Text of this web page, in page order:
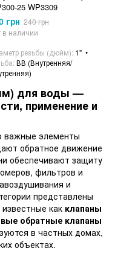
25 WP3309
грн 240 грн
в наличии
резьбы (дюйм) 1"
ВВ (Внутренняя/
для воды —
применение и
важные элементы
обратное движение
обеспечивают защиту
фильтров и
и
представлены
как клапаны
обратные клапаны
в частных домах,
объектах.